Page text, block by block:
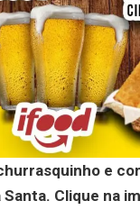
e
Santa. Clique na